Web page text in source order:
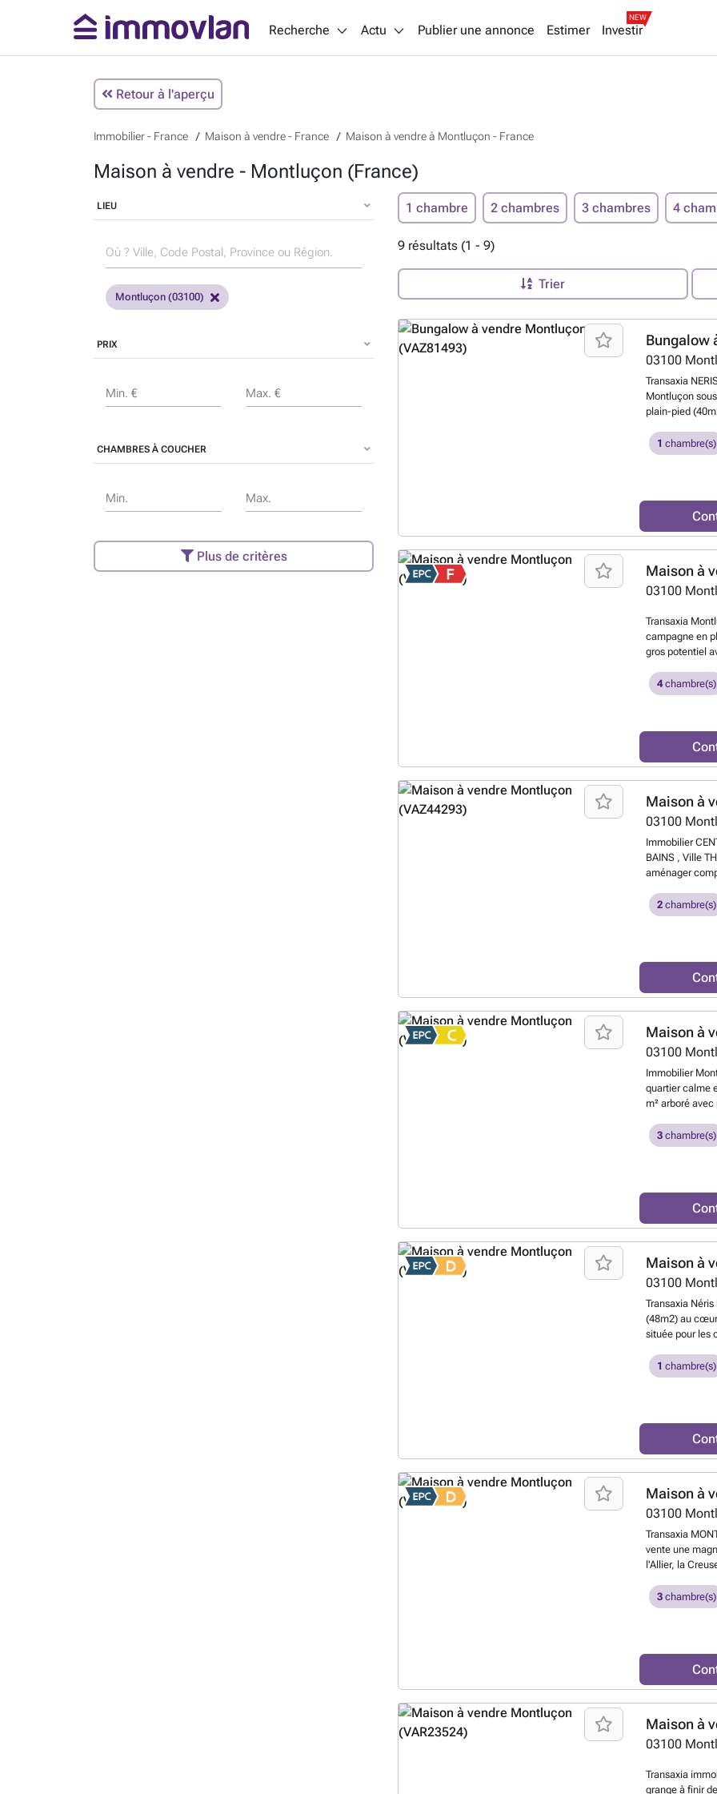
Recherche Actu Publier une annonce Estimer Investir
NEW
Retour à l'aperçu
Immobilier - France Maison à vendre - France Maison à vendre à Montluçon - France
Maison à vendre - Montluçon (France)
LIEU
Montluçon (03100)
PRIX
Min. € Max. €
CHAMBRES À COUCHER
Min. Max.
Plus de critères
1 chambre 2 chambres 3 chambres 4
9 résultats (1 - 9)
Trier
Bungalow
03100
Transaxia
Montluçon
plain-pied
aménageable
été refaite
âgées, ou à
1 chambre(s)
Maison à
03100
Transaxia
campagne en
gros potentiel
salle d'eau wc
grande
commercial
4chambre(s)
Maison à
03100
Immobilier
BAINS , Ville
aménager
2chambre(s)
Maison à
03100
Immobilier
quartier calme
m² arboré
avec une vue
couchés de
chaussée : 1
besoins - 1
école
commerciale
sur la
et infos au
Montluçon
de notaire.En
3chambre(s)
Maison à
03100
Transaxia
(48m2) au
située pour les
petite pièce, 1
1 chambre(s)
Maison à
03100
Transaxia
vente une
l'Allier, la
de fruitiers
vivre.RDC : 1
atelier - 1
juste à coté
chambres - 1
d'accès .Sans
Sidialles 12
d'Herculat
Pascal
dont
3chambre(s)
Maison à
03100
Transaxia
grange à finir